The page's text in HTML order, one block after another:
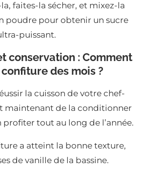
faites-la sécher, et mixez-la
poudre pour obtenir un sucre
puissant.
conservation : Comment
des mois ?
la cuisson de votre chef-
maintenant de la conditionner
tout au long de l’année.
a atteint la bonne texture,
de vanille de la bassine.